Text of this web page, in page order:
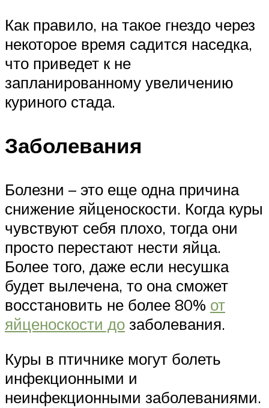
Как правило, на такое гнездо через
некоторое время садится наседка,
что приведет к не
запланированному увеличению
куриного стада.
Заболевания
Болезни – это еще одна причина
снижение яйценоскости. Когда куры
чувствуют себя плохо, тогда они
просто перестают нести яйца.
Более того, даже если несушка
будет вылечена, то она сможет
восстановить не более 80% от
яйценоскости до заболевания.
Куры в птичнике могут болеть
инфекционными и
неинфекционными заболеваниями.